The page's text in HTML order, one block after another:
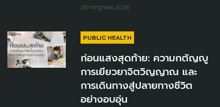
26 กรกฎาคม 2026
PUBLIC HEALTH
ก่อนแสงสุดท้าย: ความกตัญญู
การเยียวยาจิตวิญญาณ และ
การเดินทางสู่ปลายทางชีวิต
อย่างอบอุ่น